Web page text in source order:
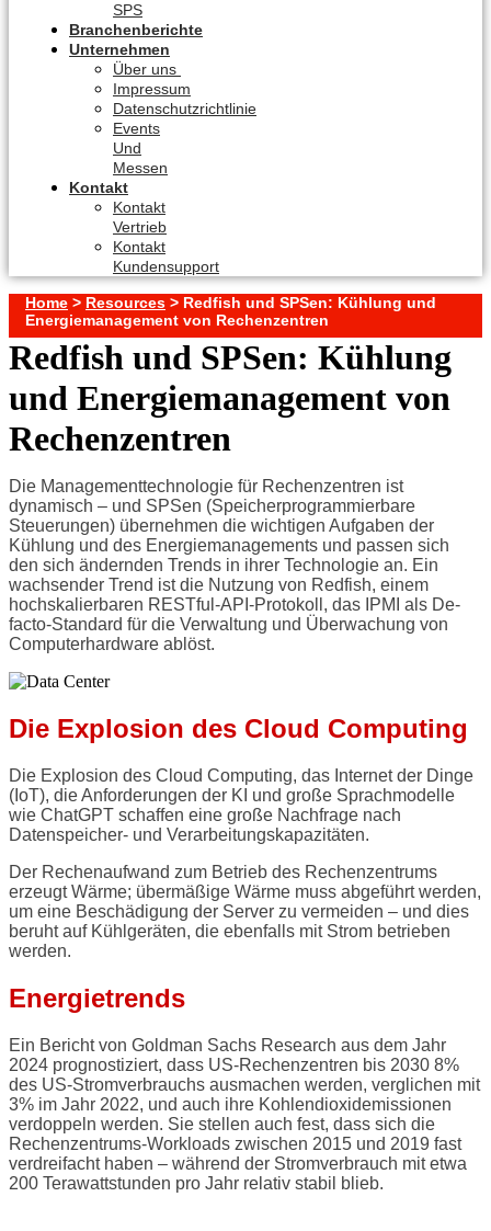
SPS
Branchenberichte
Unternehmen
Über uns
Impressum
Datenschutzrichtlinie
Events
Und
Messen
Kontakt
Kontakt
Vertrieb
Kontakt
Kundensupport
Home > Resources > Redfish und SPSen: Kühlung und
Energiemanagement von Rechenzentren
Redfish und SPSen: Kühlung
und Energiemanagement von
Rechenzentren
Die Managementtechnologie für Rechenzentren ist
dynamisch – und SPSen (Speicherprogrammierbare
Steuerungen) übernehmen die wichtigen Aufgaben der
Kühlung und des Energiemanagements und passen sich
den sich ändernden Trends in ihrer Technologie an. Ein
wachsender Trend ist die Nutzung von Redfish, einem
hochskalierbaren RESTful-API-Protokoll, das IPMI als De-
facto-Standard für die Verwaltung und Überwachung von
Computerhardware ablöst.
Die Explosion des Cloud Computing
Die Explosion des Cloud Computing, das Internet der Dinge
(IoT), die Anforderungen der KI und große Sprachmodelle
wie ChatGPT schaffen eine große Nachfrage nach
Datenspeicher- und Verarbeitungskapazitäten.
Der Rechenaufwand zum Betrieb des Rechenzentrums
erzeugt Wärme; übermäßige Wärme muss abgeführt werden,
um eine Beschädigung der Server zu vermeiden – und dies
beruht auf Kühlgeräten, die ebenfalls mit Strom betrieben
werden.
Energietrends
Ein Bericht von Goldman Sachs Research aus dem Jahr
2024 prognostiziert, dass US-Rechenzentren bis 2030 8%
des US-Stromverbrauchs ausmachen werden, verglichen mit
3% im Jahr 2022, und auch ihre Kohlendioxidemissionen
verdoppeln werden. Sie stellen auch fest, dass sich die
Rechenzentrums-Workloads zwischen 2015 und 2019 fast
verdreifacht haben – während der Stromverbrauch mit etwa
200 Terawattstunden pro Jahr relativ stabil blieb.